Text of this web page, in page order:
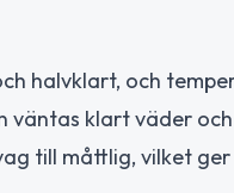
halvklart, och
väntas klart väder och
till måttlig, vilket ger